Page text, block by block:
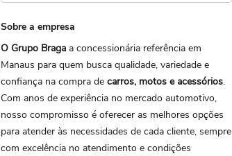
Sobre a empresa
O Grupo Braga a concessionária referência em
Manaus para quem busca qualidade, variedade e
confiança na compra decarros, motos e acessórios.
Com anos de experiência no mercado automotivo,
nosso compromisso é oferecer as melhores opções
para atender às necessidades de cada cliente, sempre
com excelência no atendimento e condições